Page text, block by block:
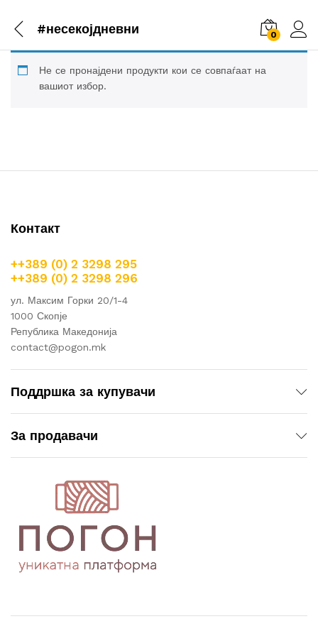
#несекојдневни 0
Не се пронајдени продукти кои се совпаѓаат на
вашиот избор.
Контакт
++389 (0) 2 3298 295
++389 (0) 2 3298 296
ул. Максим Горки 20/1-4
1000 Скопје
Република Македонија
contact@pogon.mk
Поддршка за купувачи
За продавачи